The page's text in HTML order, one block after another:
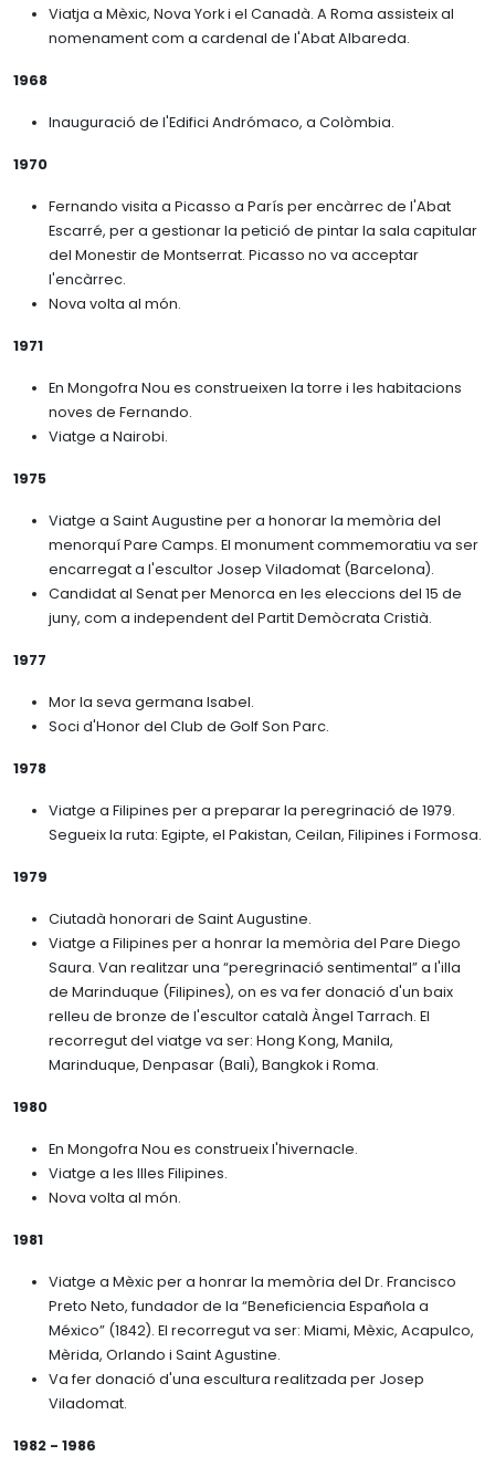
Viatja a Mèxic, Nova York i el Canadà. A Roma assisteix al
nomenament com a cardenal de l'Abat Albareda.
1968
Inauguració de l'Edifici Andrómaco, a Colòmbia.
1970
Fernando visita a Picasso a París per encàrrec de l'Abat
Escarré, per a gestionar la petició de pintar la sala capitular
del Monestir de Montserrat. Picasso no va acceptar
l'encàrrec.
Nova volta al món.
1971
En Mongofra Nou es construeixen la torre i les habitacions
noves de Fernando.
Viatge a Nairobi.
1975
Viatge a Saint Augustine per a honorar la memòria del
menorquí Pare Camps. El monument commemoratiu va ser
encarregat a l'escultor Josep Viladomat (Barcelona).
Candidat al Senat per Menorca en les eleccions del 15 de
juny, com a independent del Partit Demòcrata Cristià.
1977
Mor la seva germana Isabel.
Soci d'Honor del Club de Golf Son Parc.
1978
Viatge a Filipines per a preparar la peregrinació de 1979.
Segueix la ruta: Egipte, el Pakistan, Ceilan, Filipines i Formosa.
1979
Ciutadà honorari de Saint Augustine.
Viatge a Filipines per a honrar la memòria del Pare Diego
Saura. Van realitzar una “peregrinació sentimental” a l'illa
de Marinduque (Filipines), on es va fer donació d'un baix
relleu de bronze de l'escultor català Àngel Tarrach. El
recorregut del viatge va ser: Hong Kong, Manila,
Marinduque, Denpasar (Bali), Bangkok i Roma.
1980
En Mongofra Nou es construeix l'hivernacle.
Viatge a les Illes Filipines.
Nova volta al món.
1981
Viatge a Mèxic per a honrar la memòria del Dr. Francisco
Preto Neto, fundador de la “Beneficiencia Española a
México” (1842). El recorregut va ser: Miami, Mèxic, Acapulco,
Mèrida, Orlando i Saint Agustine.
Va fer donació d'una escultura realitzada per Josep
Viladomat.
1982 - 1986